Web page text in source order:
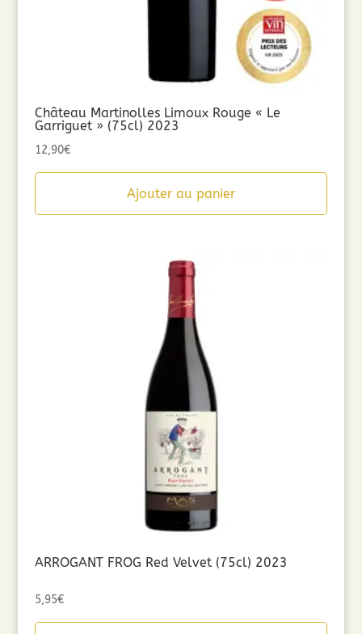
Château Martinolles Limoux Rouge « Le
Garriguet » (75cl) 2023
12,90€
Ajouter au panier
ARROGANT FROG Red Velvet (75cl) 2023
5,95€